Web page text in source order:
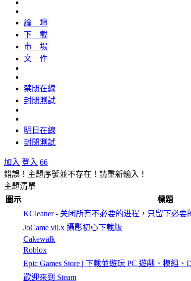
論 壇
下 載
市 場
文 件
禁閉在線
封閉測試
明日在線
封閉測試
加入 登入 66
錯誤！主題序號並不存在！請重新輸入！
主題清單
圖示
標題
KCleaner - 关闭所有不必要的进程，只留下必要
JoCame v0.x 攝影初心下載版
Cakewalk
Roblox
Epic Games Store | 下載並遊玩 PC 遊戲、模組
歡迎來到 Steam